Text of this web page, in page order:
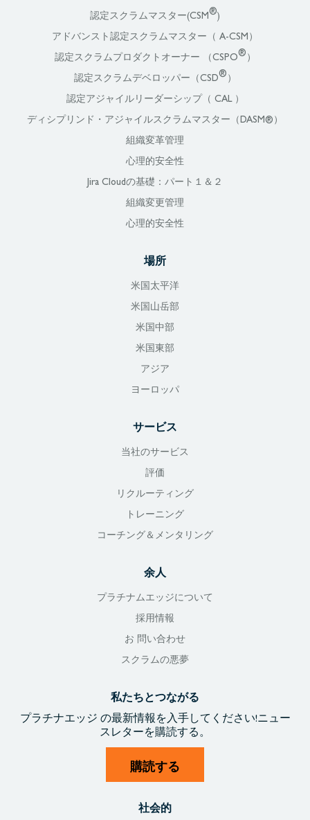
認定スクラムマスター(CSM®)
アドバンスト認定スクラムマスター（ A-CSM）
認定スクラムプロダクトオーナー （CSPO® ）
認定スクラムデベロッパー（CSD® ）
認定アジャイルリーダーシップ（ CAL ）
ディシプリンド・アジャイルスクラムマスター（DASM®）
組織変革管理
心理的安全性
Jira Cloudの基礎：パート１＆２
組織変更管理
心理的安全性
場所
米国太平洋
米国山岳部
米国中部
米国東部
アジア
ヨーロッパ
サービス
当社のサービス
評価
リクルーティング
トレーニング
コーチング＆メンタリング
余人
プラチナムエッジについて
採用情報
お 問い合わせ
スクラムの悪夢
私たちとつながる
プラチナエッジ の最新情報を入手してください!ニュー
スレターを購読する。
購読する
社会的